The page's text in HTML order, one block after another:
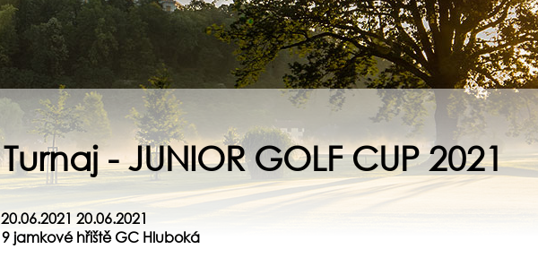
Turnaj - JUNIOR GOLF CUP 2021
20.06.2021 20.06.2021
9 jamkové hřiště GC Hluboká